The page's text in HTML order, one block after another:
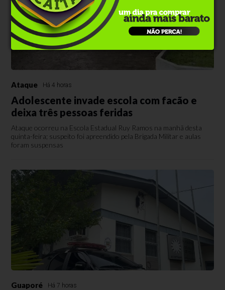
Ataque Há 4 horas
Adolescente invade escola com facão e
deixa três pessoas feridas
Ataque ocorreu na Escola Estadual Ruy Ramos na manhã desta
quinta-feira; suspeito foi apreendido pela Brigada Militar e aulas
foram suspensas
Guaporé Há 7 horas